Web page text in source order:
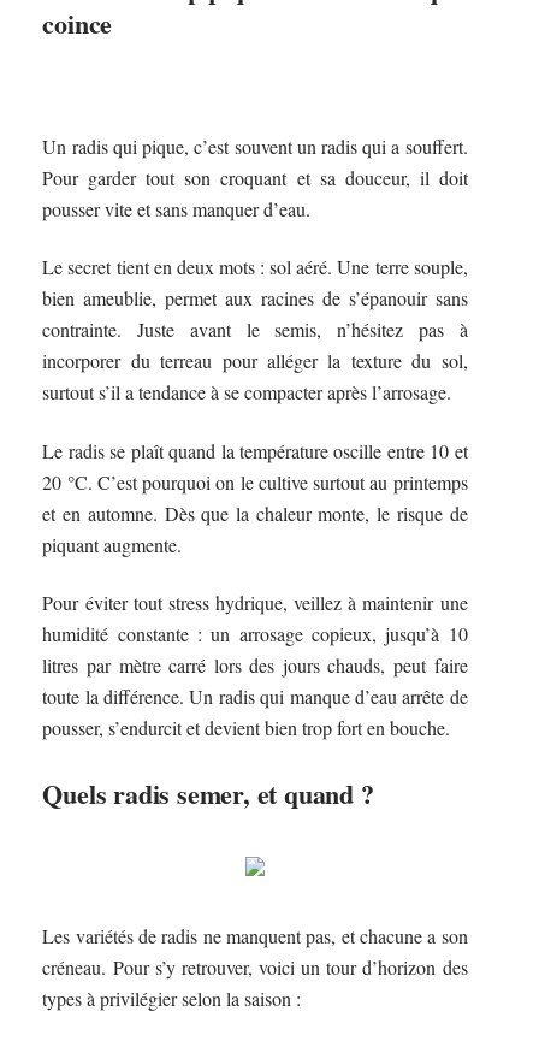
coince
Un radis qui pique, c’est souvent un radis qui a souffert.
Pour garder tout son croquant et sa douceur, il doit
pousser vite et sans manquer d’eau.
Le secret tient en deux mots : sol aéré. Une terre souple,
bien ameublie, permet aux racines de s’épanouir sans
contrainte. Juste avant le semis, n’hésitez pas à
incorporer du terreau pour alléger la texture du sol,
surtout s’il a tendance à se compacter après l’arrosage.
Le radis se plaît quand la température oscille entre 10 et
20 °C. C’est pourquoi on le cultive surtout au printemps
et en automne. Dès que la chaleur monte, le risque de
piquant augmente.
Pour éviter tout stress hydrique, veillez à maintenir une
humidité constante : un arrosage copieux, jusqu’à 10
litres par mètre carré lors des jours chauds, peut faire
toute la différence. Un radis qui manque d’eau arrête de
pousser, s’endurcit et devient bien trop fort en bouche.
Quels radis semer, et quand ?
Les variétés de radis ne manquent pas, et chacune a son
créneau. Pour s’y retrouver, voici un tour d’horizon des
types à privilégier selon la saison :